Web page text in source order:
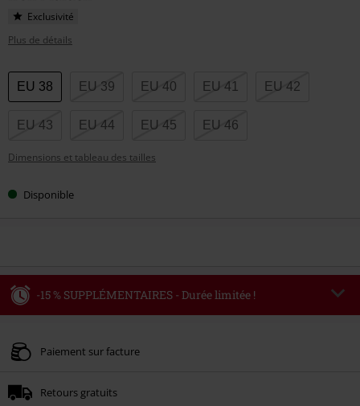
Exclusivité
Plus de détails
Choisissez
votre
taille
EU 38 EU 39 EU 40 EU 41 EU 42
EU 43 EU 44 EU 45 EU 46
Dimensions et tableau des tailles
Disponible
-15 % SUPPLÉMENTAIRES - Durée limitée !
Valable jusqu'au 09/08/2026
Une fois le code saisi, la réduction sera automatiquement déduite à la fin de
Paiement sur facture
Retours gratuits